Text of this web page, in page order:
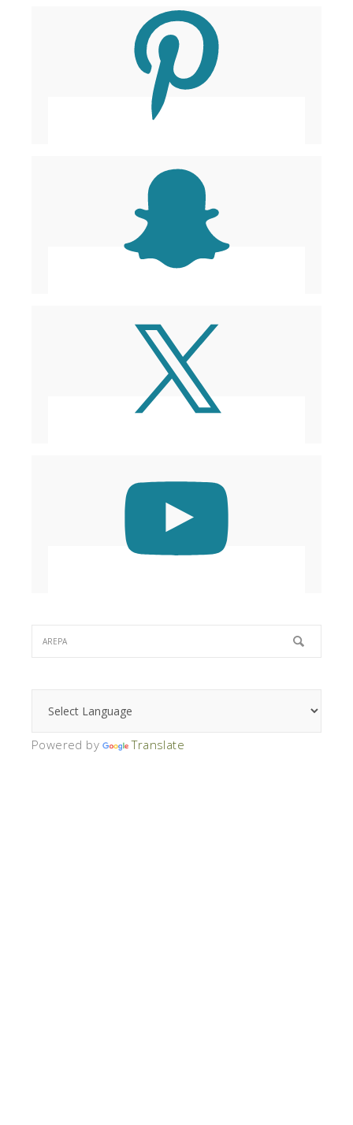
Powered by Translate